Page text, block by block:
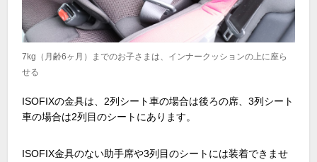
7kg（月齢6ヶ月）までのお子さまは、インナークッションの上に座ら
せる
ISOFIXの金具は、2列シート車の場合は後ろの席、3列シート
車の場合は2列目のシートにあります。
ISOFIX金具のない助手席や3列目のシートには装着できませ